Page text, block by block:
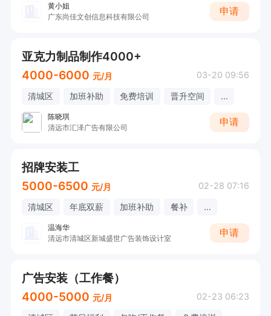
黄小姐
广东尚佳文创信息科技有限公司
申请
亚克力制品制作4000+
4000-6000 元/月 03-20 09:56
清城区 加班补助 免费培训 晋升空间 ...
陈晓琪
清远市汇泽广告有限公司
申请
招牌安装工
5000-6500 元/月 02-28 07:16
清城区 年底双薪 加班补助 餐补 ...
温海华
清远市清城区新城盛世广告装饰设计室
申请
广告安装（工作餐）
4000-5000 元/月 02-23 06:23